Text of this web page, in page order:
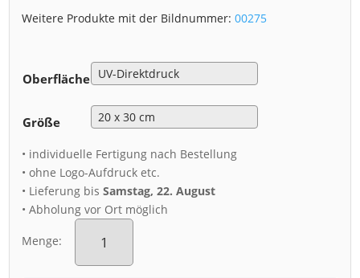
Weitere Produkte mit der Bildnummer:00275
Oberfläche
Größe
• individuelle Fertigung nach Bestellung
• ohne Logo-Aufdruck etc.
• Lieferung bisSamstag, 22. August
• Abholung vor Ort möglich
Menge:
Alu-
Dibond
Kirschblüten